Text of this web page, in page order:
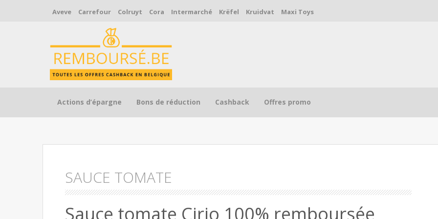
Aveve Carrefour Colruyt Cora Intermarché Krëfel Kruidvat Maxi Toys
Skip to content
Actions d’épargne Bons de réduction Cashback Offres promo
SAUCE TOMATE
Sauce tomate Cirio 100% remboursée